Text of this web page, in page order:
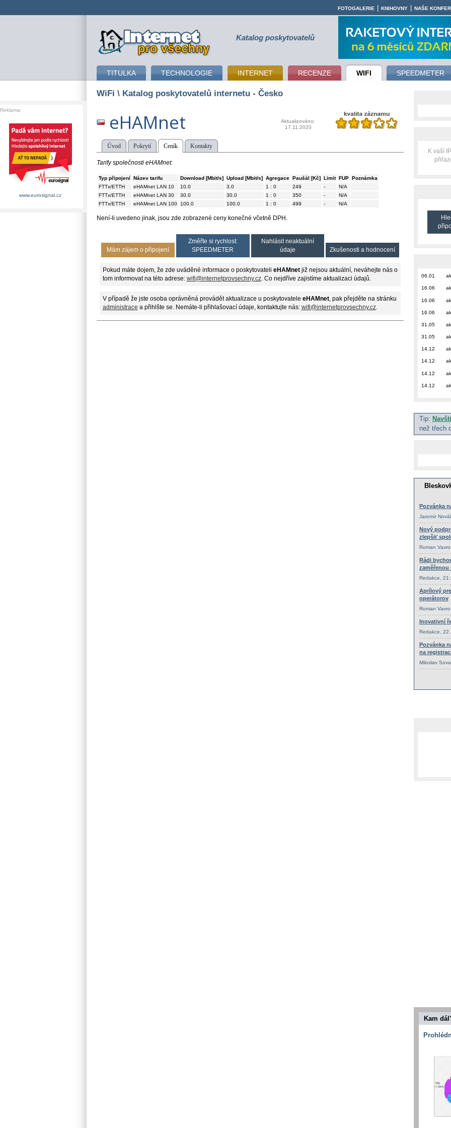
připojení k internetu Katalog poskytovatelů
TITULKA TECHNOLOGIE INTERNET RECENZE WIFI SPEEDMETER
FOTOGALERIE KNIHOVNY NAŠE
WiFi \ Katalog poskytovatelů internetu - Česko
eHAMnet
Aktualizováno:
17.11.2020
Úvod Pokrytí Ceník Kontakty
Tarify společnosti eHAMnet:
Typ připojení Název tarifu Download [Mbit/s] Upload [Mbit/s] Agregace Paušál [Kč] Limit FUP Poznámka
FTTx/ETTH
eHAMnet LAN 10 10.0 3.0 1 : 0 249 -
N/A
FTTx/ETTH
eHAMnet LAN 30 30.0 30.0 1 : 0 350 -
N/A
FTTx/ETTH
eHAMnet LAN 100 100.0 100.0 1 : 0 499 - N/A
Není-li uvedeno jinak, jsou zde zobrazené ceny konečné včetně DPH.
Mám zájem o připojení
Změřte si rychlost:
SPEEDMETER
Nahlásit neaktuální
údaje
Zkušenosti a hodnocení
Pokud máte dojem, že zde uváděné informace o poskytovateli eHAMnetjiž nejsou aktuální, neváhejte nás o
tom informovat na této adrese: wifi@internetprovsechny.cz. Co nejdříve zajistíme aktualizaci údajů.
V případě že jste osoba oprávněná provádět aktualizace u poskytovatele eHAMnet, pak přejděte na stránku
administrace a přihlšte se. Nemáte-li přihlašovací údaje, kontaktujte nás: wifi@internetprovsechny.cz.
K vaší
06.01
16.06
16.06
16.06
31.05
31.05
14.12
14.12
14.12
14.12
Tip:
než třech
Kam
Reklama:
www.eurosignal.cz